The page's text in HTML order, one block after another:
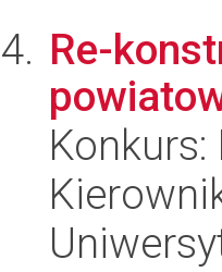
Re-
Konkurs: